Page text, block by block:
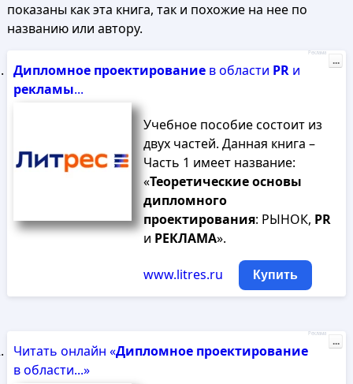
показаны как эта книга, так и похожие на нее по
названию или автору.
Дипломное проектированиев области PRи
рекламы...
Учебное пособие состоит из
двух частей. Данная книга –
Часть 1 имеет название:
«Теоретическиеосновы
дипломного
проектирования: РЫНОК, PR
и РЕКЛАМА».
www.litres.ru Купить
Реклама
...
Читать онлайн «Дипломное проектирование
в области...»
Реклама
...